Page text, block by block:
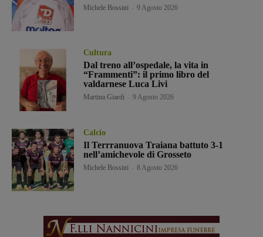
Michele Bossini 9 Agosto 2026
Cultura
Dal treno all’ospedale, la vita in
“Frammenti”: il primo libro del
valdarnese Luca Livi
Martina Giardi 9 Agosto 2026
Calcio
Il Terrranuova Traiana battuto 3-1
nell’amichevole di Grosseto
Michele Bossini 8 Agosto 2026